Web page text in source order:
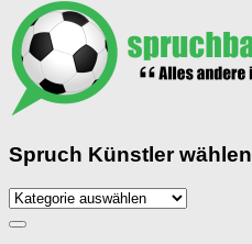
Spruch Künstler wählen
Spruch